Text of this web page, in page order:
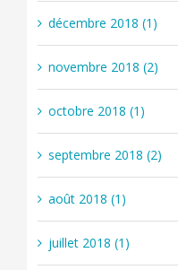
décembre 2018 (1)
novembre 2018 (2)
octobre 2018 (1)
septembre 2018 (2)
août 2018 (1)
juillet 2018 (1)